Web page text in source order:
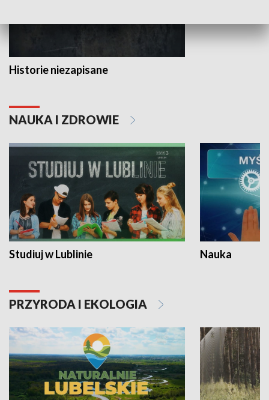
Historie niezapisane
NAUKA I ZDROWIE
Studiuj w Lublinie Nauka
PRZYRODA I EKOLOGIA